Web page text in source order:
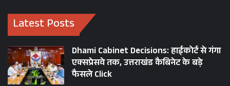
Latest Posts
Dhami Cabinet Decisions: हाईकोर्ट से गंगा
एक्सप्रेसवे तक, उत्तराखंड कैबिनेट के बड़े
फैसले Click